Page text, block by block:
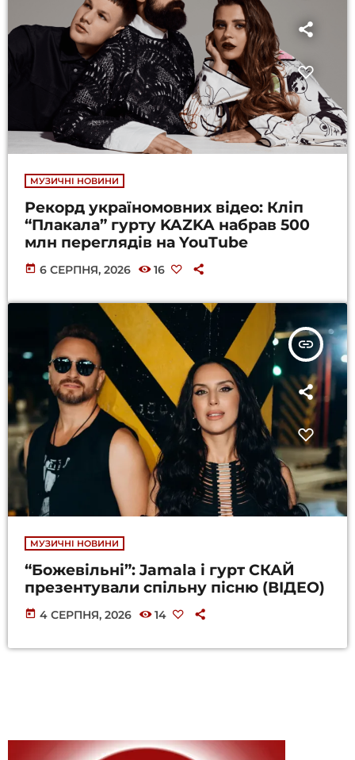
МУЗИЧНІ НОВИНИ
Рекорд україномовних відео: Кліп
“Плакала” гурту KAZKA набрав 500
млн переглядів на YouTube
today 6 СЕРПНЯ, 2026 16
insert_link
МУЗИЧНІ НОВИНИ
“Божевільні”: Jamala і гурт СКАЙ
презентували спільну пісню (ВІДЕО)
today 4 СЕРПНЯ, 2026 14